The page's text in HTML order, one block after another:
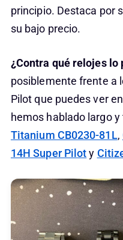
principio. Destaca por
su bajo precio.
¿Contra qué relojes lo
posiblemente frente a
Pilot que puedes ver
hemos hablado largo
Titanium CB0230-81L,
14H Super Piloty